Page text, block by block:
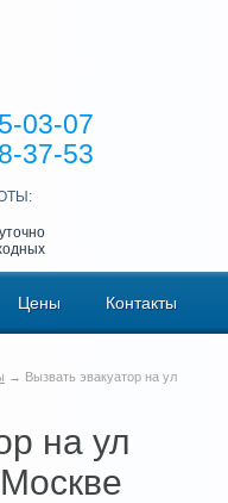
03-07
37-53
Цены Контакты
→ Вызвать эвакуатор на ул
на ул